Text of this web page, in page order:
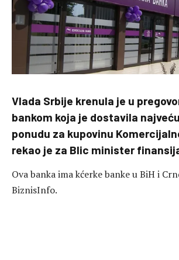
Vlada Srbije krenula je u
bankom koja je dostavila
ponudu za kupovinu
rekao je za Blic minister
Ova banka ima kćerke banke u BiH i
BiznisInfo.